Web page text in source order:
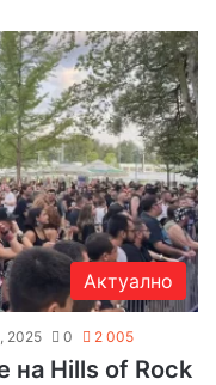
Актуално
2025 0 2 005
на Hills of Rock